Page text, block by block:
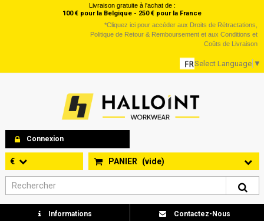
Livraison gratuite à l'achat de :
100 € pour la Belgique - 250 € pour la France
*Cliquez ici pour accéder aux Droits de Rétractations,
Politique de Retour & Remboursement et aux Conditions et
Coûts de Livraison
Select Language ▼
Connexion
PANIER (vide)
€
Informations Contactez-Nous